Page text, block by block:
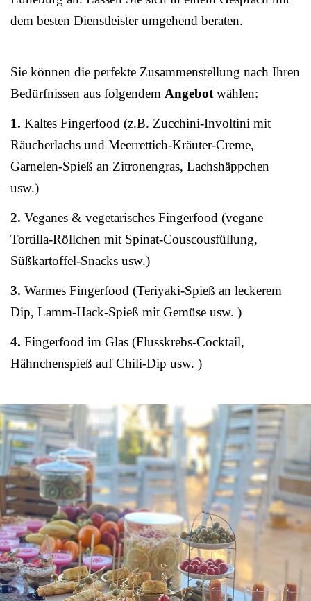
dem besten Dienstleister umgehend beraten.
Sie können die perfekte Zusammenstellung nach Ihren
Bedürfnissen aus folgendem Angebotwählen:
1. Kaltes Fingerfood (z.B. Zucchini-Involtini mit
Räucherlachs und Meerrettich-Kräuter-Creme,
Garnelen-Spieß an Zitronengras, Lachshäppchen
usw.)
2. Veganes & vegetarisches Fingerfood (vegane
Tortilla-Röllchen mit Spinat-Couscousfüllung,
Süßkartoffel-Snacks usw.)
3. Warmes Fingerfood (Teriyaki-Spieß an leckerem
Dip, Lamm-Hack-Spieß mit Gemüse usw. )
4. Fingerfood im Glas (Flusskrebs-Cocktail,
Hähnchenspieß auf Chili-Dip usw. )